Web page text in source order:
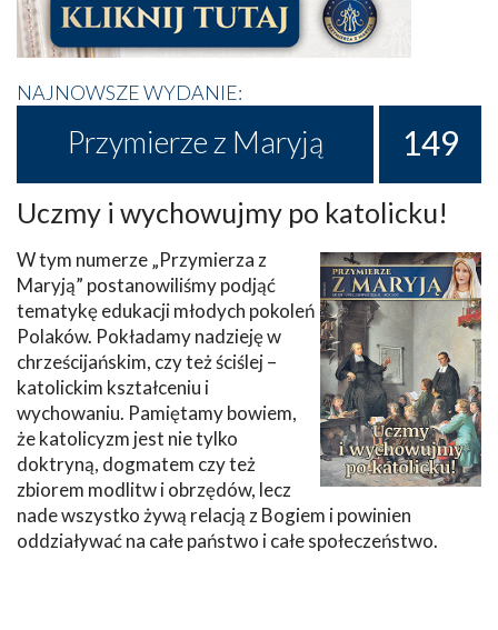
NAJNOWSZE WYDANIE:
Przymierze z Maryją 149
Uczmy i wychowujmy po katolicku!
W tym numerze „Przymierza z
Maryją” postanowiliśmy podjąć
tematykę edukacji młodych pokoleń
Polaków. Pokładamy nadzieję w
chrześcijańskim, czy też ściślej –
katolickim kształceniu i
wychowaniu. Pamiętamy bowiem,
że katolicyzm jest nie tylko
doktryną, dogmatem czy też
zbiorem modlitw i obrzędów, lecz
nade wszystko żywą relacją z Bogiem i powinien
oddziaływać na całe państwo i całe społeczeństwo.